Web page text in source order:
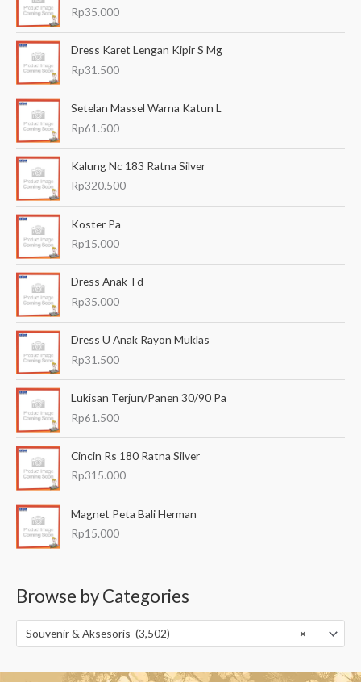
a
u
n
u
Rp35.000
Dress Karet Lengan Kipir S Mg
Rp31.500
Setelan Massel Warna Katun L
Rp61.500
Kalung Nc 183 Ratna Silver
Rp320.500
Koster Pa
Rp15.000
Dress Anak Td
Rp35.000
Dress U Anak Rayon Muklas
Rp31.500
Lukisan Terjun/Panen 30/90 Pa
Rp61.500
Cincin Rs 180 Ratna Silver
Rp315.000
Magnet Peta Bali Herman
Rp15.000
Browse by Categories
×
Souvenir & Aksesoris (3,502)